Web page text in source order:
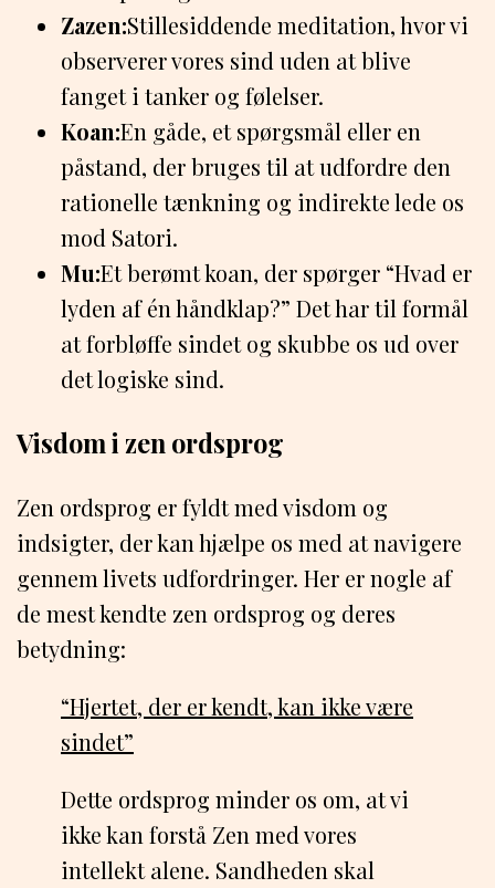
Zazen:Stillesiddende meditation, hvor vi
observerer vores sind uden at blive
fanget i tanker og følelser.
Koan:En gåde, et spørgsmål eller en
påstand, der bruges til at udfordre den
rationelle tænkning og indirekte lede os
mod Satori.
Mu:Et berømt koan, der spørger “Hvad er
lyden af én håndklap?” Det har til formål
at forbløffe sindet og skubbe os ud over
det logiske sind.
Visdom i zen ordsprog
Zen ordsprog er fyldt med visdom og
indsigter, der kan hjælpe os med at navigere
gennem livets udfordringer. Her er nogle af
de mest kendte zen ordsprog og deres
betydning:
“Hjertet, der er kendt, kan ikke være
sindet”
Dette ordsprog minder os om, at vi
ikke kan forstå Zen med vores
intellekt alene. Sandheden skal